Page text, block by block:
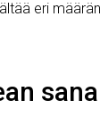
eri